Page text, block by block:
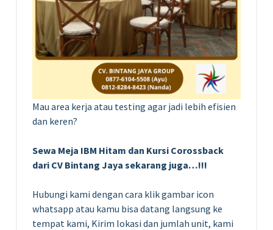
Mau area kerja atau testing agar jadi lebih efisien
dan keren?
Sewa Meja IBM Hitam dan Kursi Corossback
dari CV Bintang Jaya sekarang juga…!!!
Hubungi kami dengan cara klik gambar icon
whatsapp atau kamu bisa datang langsung ke
tempat kami, Kirim lokasi dan jumlah unit, kami